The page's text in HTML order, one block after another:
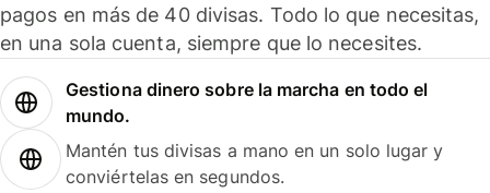
pagos en más de 40 divisas. Todo lo que necesitas,
en una sola cuenta, siempre que lo necesites.
Gestiona dinero sobre la marcha en todo el
mundo.
Mantén tus divisas a mano en un solo lugar y
conviértelas en segundos.